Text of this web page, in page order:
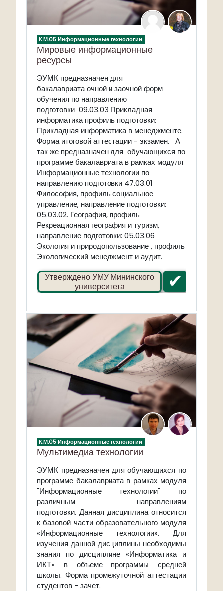
К.М.05 Информационные технологии
Мировые информационные
ресурсы
ЭУМК предназначен для
бакалавриата очной и заочной форм
обучения по направлению
подготовки 09.03.03 Прикладная
информатика профиль подготовки:
Прикладная информатика в менеджменте.
Форма итоговой аттестации - экзамен.
А
так же предназначен для обучающихся по
программе бакалавриата в рамках модуля
Информационные технологии по
направлению подготовки 47.03.01
Философия, профиль социальное
управление, направление подготовки:
05.03.02. География, профиль
Рекреационная география и туризм,
направление подготовки: 05.03.06
Экология и природопользование , профиль
Экологический менеджмент и аудит.
Утверждено УМУ Мининского
университета
✔
К.М.05 Информационные технологии
Мультимедиа технологии
ЭУМК предназначен для обучающихся по
программе бакалавриата в рамках модуля
"Информационные технологии" по
различным направлениям
подготовки. Данная дисциплина относится
к базовой части образовательного модуля
«Информационные технологии». Для
изучения данной дисциплины необходимы
знания по дисциплине «Информатика и
ИКТ» в объеме программы средней
школы. Форма промежуточной аттестации
студентов - зачет.